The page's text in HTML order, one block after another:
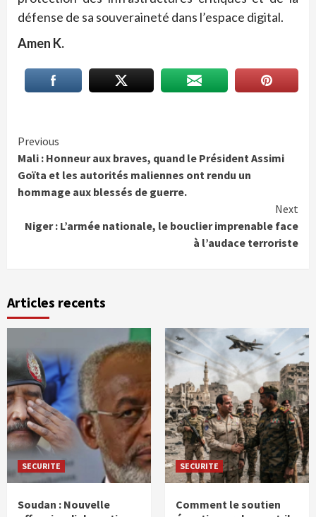
défense de sa souveraineté dans l’espace digital.
Amen K.
Continue
Reading
Previous
Mali : Honneur aux braves, quand le Président Assimi
Goïta et les autorités maliennes ont rendu un
hommage aux blessés de guerre.
Next
Niger : L’armée nationale, le bouclier imprenable face
à l’audace terroriste
Articles recents
SECURITE
Soudan : Nouvelle
SECURITE
Comment le soutien